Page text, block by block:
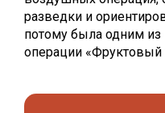
разведки и
потому была одним
операции «Фруктовый